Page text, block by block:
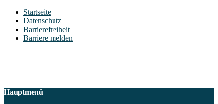
Startseite
Datenschutz
Barrierefreiheit
Barriere melden
Hauptmenü